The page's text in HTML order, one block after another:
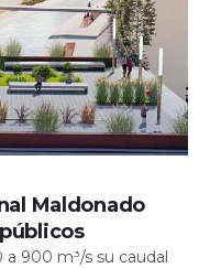
Maldonado
a 900 m³/s su caudal